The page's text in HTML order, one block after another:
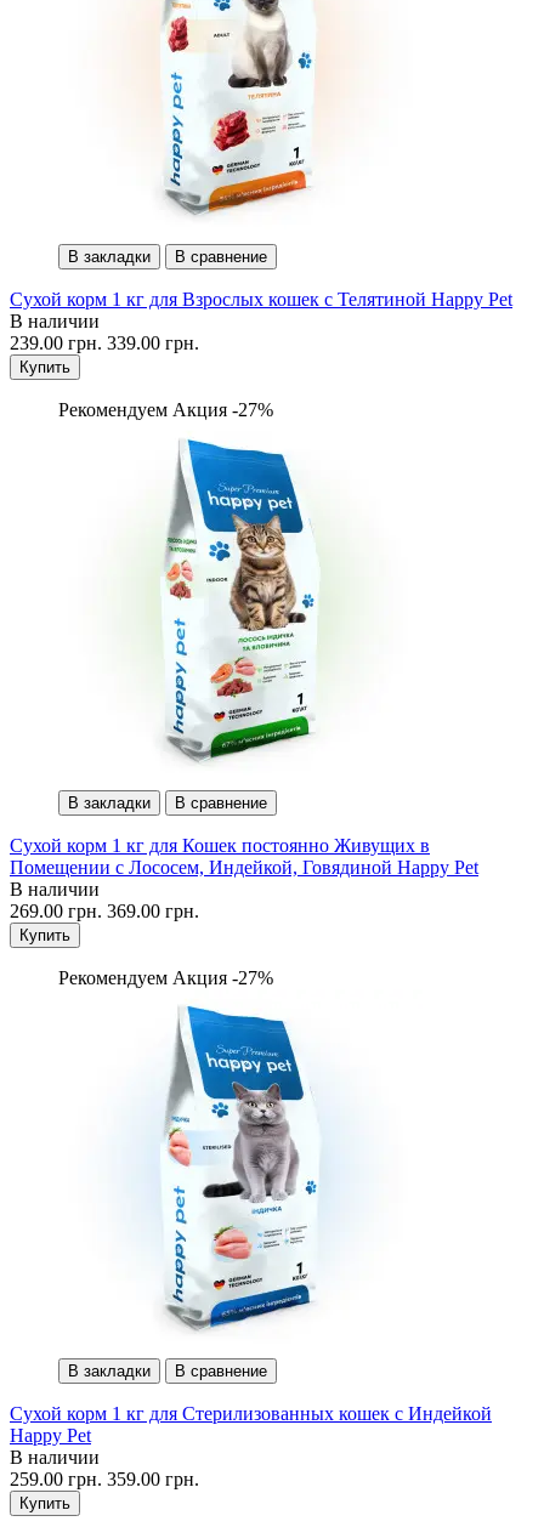
В закладки В сравнение
Сухой корм 1 кг для Взрослых кошек с Телятиной Happy Pet
В наличии
239.00 грн. 339.00 грн.
Купить
Рекомендуем Акция -27%
В закладки В сравнение
Сухой корм 1 кг для Кошек постоянно Живущих в
Помещении с Лососем, Индейкой, Говядиной Happy Pet
В наличии
269.00 грн. 369.00 грн.
Купить
Рекомендуем Акция -27%
В закладки В сравнение
Сухой корм 1 кг для Стерилизованных кошек с Индейкой
Happy Pet
В наличии
259.00 грн. 359.00 грн.
Купить